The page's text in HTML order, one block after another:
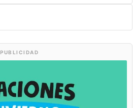
PUBLICIDAD